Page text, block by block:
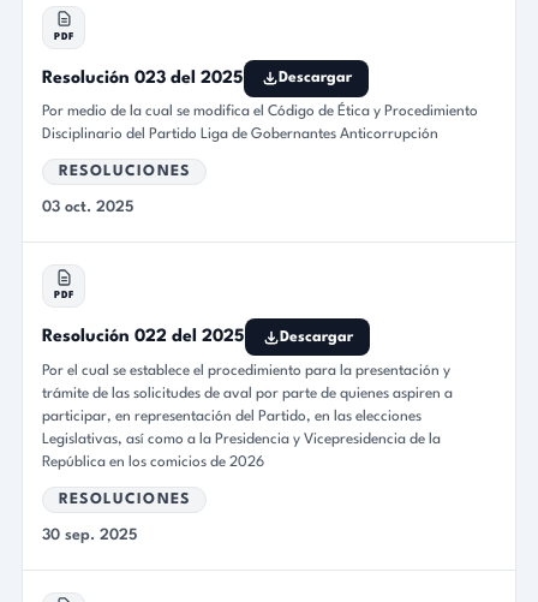
PDF
Resolución 023 del 2025 Descargar
Por medio de la cual se modifica el Código de Ética y Procedimiento
Disciplinario del Partido Liga de Gobernantes Anticorrupción
RESOLUCIONES
03 oct. 2025
PDF
Resolución 022 del 2025 Descargar
Por el cual se establece el procedimiento para la presentación y
trámite de las solicitudes de aval por parte de quienes aspiren a
participar, en representación del Partido, en las elecciones
Legislativas, así como a la Presidencia y Vicepresidencia de la
República en los comicios de 2026
RESOLUCIONES
30 sep. 2025